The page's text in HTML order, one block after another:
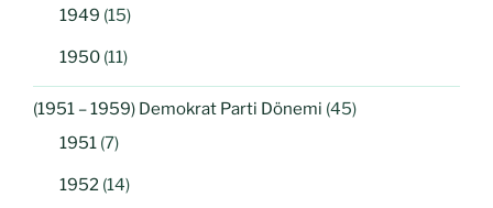
1949 (15)
1950 (11)
(1951 – 1959) Demokrat Parti Dönemi (45)
1951 (7)
1952 (14)